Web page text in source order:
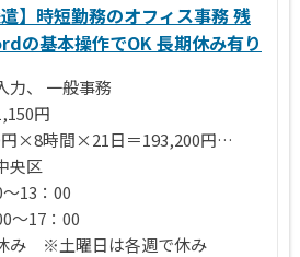
】時短勤務のオフィス事務 残
の基本操作でOK 長期休み有り
力、 一般事務
円
×8時間×21日＝193,200円
業代、交通費支給いたします。
央区
13：00
～17：00
み ※土曜日は各週で休み